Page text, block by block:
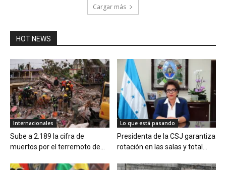
Cargar más
HOT NEWS
Internacionales
Sube a 2.189 la cifra de
muertos por el terremoto de...
Lo que está pasando
Presidenta de la CSJ garantiza
rotación en las salas y total...